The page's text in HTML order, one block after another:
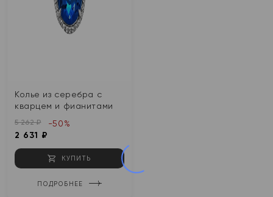
Колье из серебра с
кварцем и фианитами
5 262 ₽
2 631 ₽
-50%
КУПИТЬ
ПОДРОБНЕЕ